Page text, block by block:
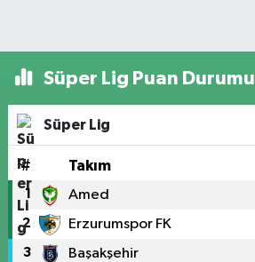
Süper Lig Puan Durumu
Süper Lig
# Takım
1 Amed
2 Erzurumspor FK
3 Başakşehir